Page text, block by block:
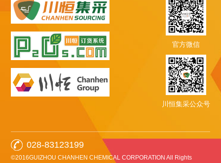
官方微信
川恒集采公众号
028-83123199
©2016GUIZHOU CHANHEN CHEMICAL CORPORATION All Rights